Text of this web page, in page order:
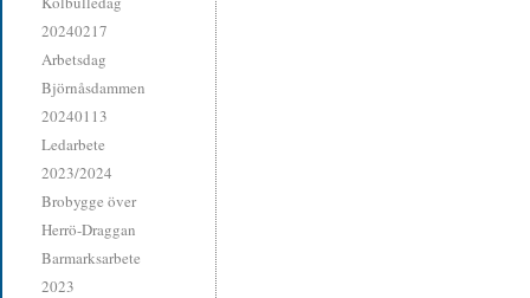
20240217
Arbetsdag
Björnåsdammen
20240113
Ledarbete
2023/2024
Brobygge över
Herrö-Draggan
Barmarksarbete
2023